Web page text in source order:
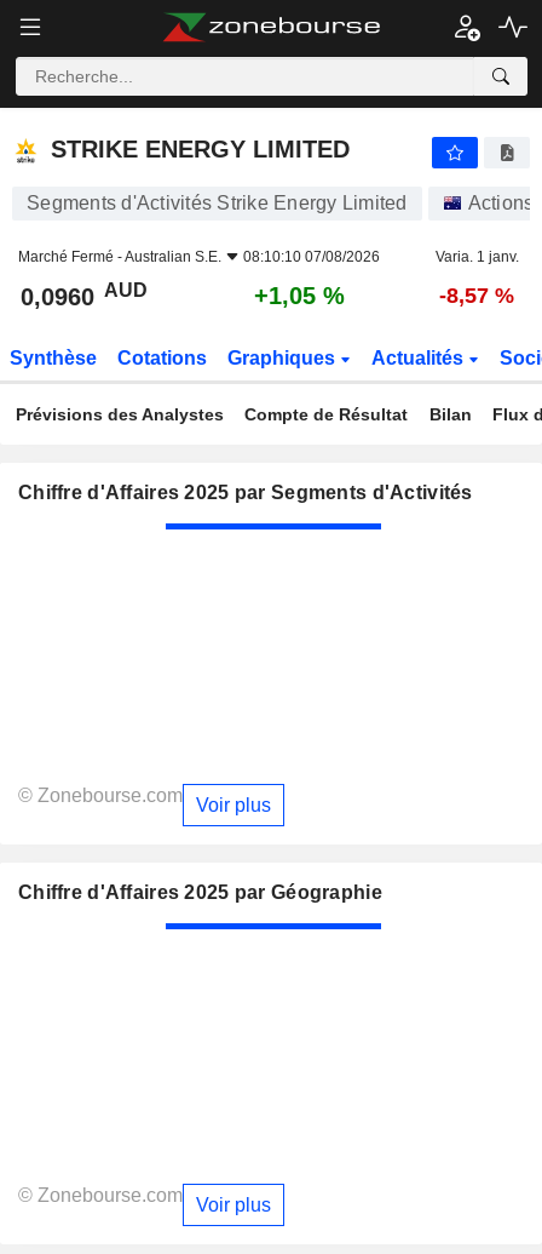
STRIKE ENERGY LIMITED
STRIKE ENERGY LIMITED
Segments d'Activités Strike Energy Limited Actions
Marché Fermé -Australian S.E. 08:10:10 07/08/2026 Varia. 1 janv.
0,0960 AUD +1,05 % -8,57 %
Synthèse Cotations Graphiques Actualités
Prévisions des Analystes Compte de Résultat Bilan Flux
Chiffre d'Affaires 2025 par Segments d'Activités
© Zonebourse.com Voir plus
Chiffre d'Affaires 2025 par Géographie
© Zonebourse.com Voir plus